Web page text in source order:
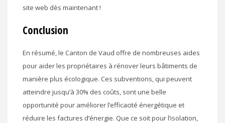
site web dès maintenant !
Conclusion
En résumé, le Canton de Vaud offre de nombreuses aides
pour aider les propriétaires à rénover leurs bâtiments de
manière plus écologique. Ces subventions, qui peuvent
atteindre jusqu’à 30% des coûts, sont une belle
opportunité pour améliorer l’efficacité énergétique et
réduire les factures d’énergie. Que ce soit pour l’isolation,